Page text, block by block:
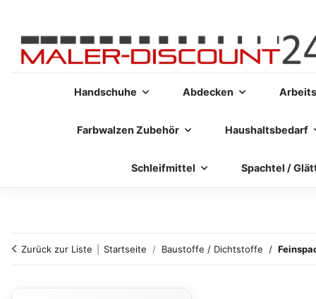
Handschuhe Abdecken
Farbwalzen Zubehör Haushaltsbedarf
Schleifmittel Spachtel /
Zurück zur Liste Startseite Baustoffe / Dichtstoffe